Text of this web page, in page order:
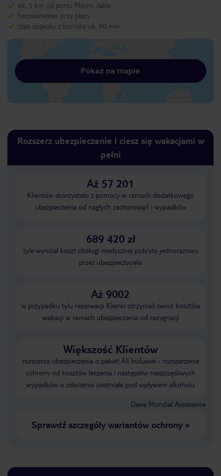
ok. 5 km od portu Morro Jable
bezpośrednio przy plaży
czas dojazdu z lotniska ok. 90 min
Pokaż na mapie
Rozszerz ubezpieczenie i ciesz się wakacjami w
pełni
Aż 57 201
Klientów skorzystało z pomocy w ramach dodatkowego
ubezpieczenia od nagłych zachorowań i wypadków
689 420 zł
tyle wyniósł koszt obsługi medycznej pokryty jednorazowo
przez ubezpieczyciela
Aż 9002
w przypadku tylu rezerwacji Klienci otrzymali zwrot kosztów
wakacji w ramach ubezpieczenia od rezygnacji
Większość Klientów
rozszerza ubezpieczenia o pakiet All Inclusive - rozszerzenie
ochrony od kosztów leczenia i następstw nieszczęśliwych
wypadków o zdarzenia zaistniałe pod wpływem alkoholu
Dane Mondial Assistance
Sprawdź szczegóły wariantów ochrony»